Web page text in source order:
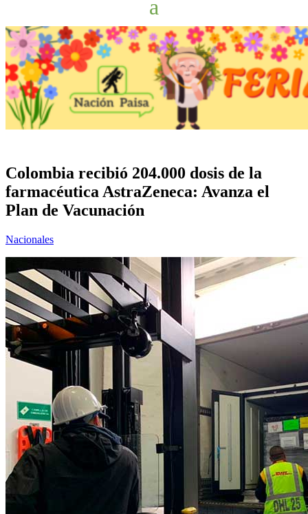
Colombia recibió 204.000 dosis de la
farmacéutica AstraZeneca: Avanza el
Plan de Vacunación
Nacionales